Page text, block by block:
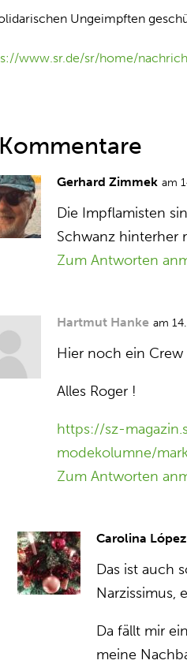
Ungeimpften
www.sr.de/sr/home/
Gerhard Zimmek am
Die Impflamisten
Schwanz hinterher
Zum Antworten
Hartmut Hanke am
Hier noch ein Crew
Alles Roger !
https://sz-
modekolumne/
Zum Antworten
Carolina
Das ist auch
Narzissimus,
Da fällt mir
meine